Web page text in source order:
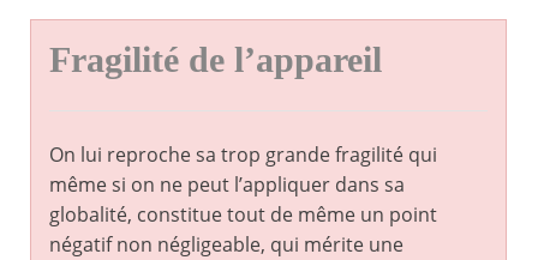
Fragilité de l’appareil
On lui reproche sa trop grande fragilité qui
même si on ne peut l’appliquer dans sa
globalité, constitue tout de même un point
négatif non négligeable, qui mérite une